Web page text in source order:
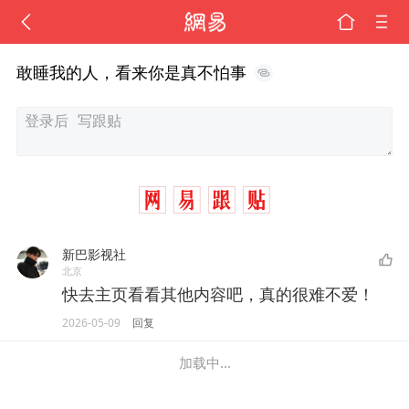
敢睡我的人，看来你是真不怕事
新巴影视社
北京
快去主页看看其他内容吧，真的很难不爱！
2026-05-09 回复
加载中...